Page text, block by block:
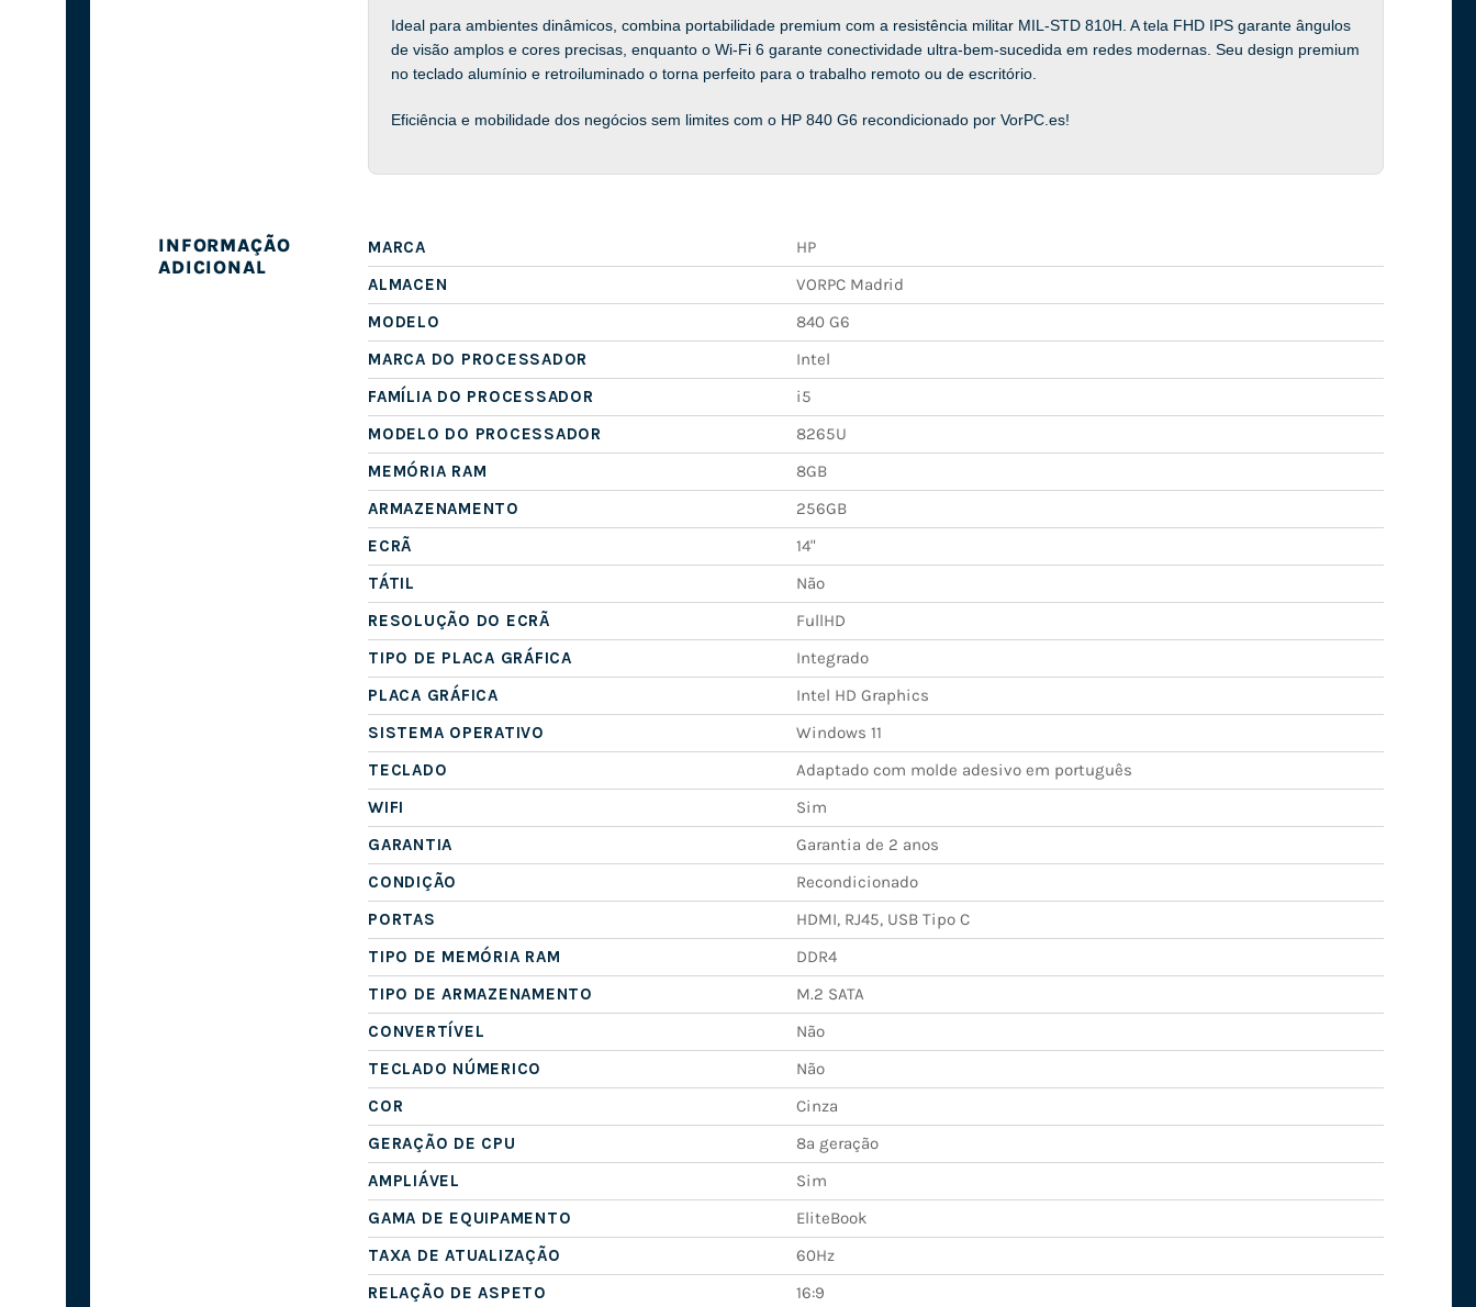
Ideal para ambientes dinâmicos, combina portabilidade premium com a resistência militar MIL-STD 810H. A tela FHD IPS garante ângulos
de visão amplos e cores precisas, enquanto o Wi-Fi 6 garante conectividade ultra-bem-sucedida em redes modernas. Seu design premium
no teclado alumínio e retroiluminado o torna perfeito para o trabalho remoto ou de escritório.
Eficiência e mobilidade dos negócios sem limites com o HP 840 G6 recondicionado por VorPC.es!
INFORMAÇÃO
ADICIONAL
MARCA
HP
ALMACEN
VORPC Madrid
MODELO
840 G6
MARCA DO PROCESSADOR
Intel
FAMÍLIA DO PROCESSADOR
i5
MODELO DO PROCESSADOR
8265U
MEMÓRIA RAM
8GB
ARMAZENAMENTO
256GB
ECRÃ
14"
TÁTIL
Não
RESOLUÇÃO DO ECRÃ
FullHD
TIPO DE PLACA GRÁFICA
Integrado
PLACA GRÁFICA
Intel HD Graphics
SISTEMA OPERATIVO
Windows 11
TECLADO
Adaptado com molde adesivo em português
WIFI
Sim
GARANTIA
Garantia de 2 anos
CONDIÇÃO
Recondicionado
PORTAS
HDMI, RJ45, USB Tipo C
TIPO DE MEMÓRIA RAM
DDR4
TIPO DE ARMAZENAMENTO
M.2 SATA
CONVERTÍVEL
Não
TECLADO NÚMERICO
Não
COR
Cinza
GERAÇÃO DE CPU
8ª geração
AMPLIÁVEL
Sim
GAMA DE EQUIPAMENTO
EliteBook
TAXA DE ATUALIZAÇÃO
60Hz
RELAÇÃO DE ASPETO
16:9